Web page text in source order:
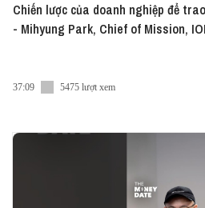
Chiến lược của doanh nghiệp để
- Mihyung Park, Chief of Mission,
37:09 5475 lượt xem